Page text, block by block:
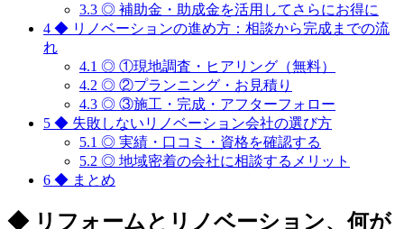
3.3 ◎ 補助金・助成金を活用してさらにお得に
4 ◆ リノベーションの進め方：相談から完成までの流
れ
4.1 ◎ ①現地調査・ヒアリング（無料）
4.2 ◎ ②プランニング・お見積り
4.3 ◎ ③施工・完成・アフターフォロー
5 ◆ 失敗しないリノベーション会社の選び方
5.1 ◎ 実績・口コミ・資格を確認する
5.2 ◎ 地域密着の会社に相談するメリット
6 ◆ まとめ
◆ リフォームとリノベーション、何が